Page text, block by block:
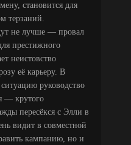
становится для
терзаний.
не лучше — провал
престижного
неистовство
её карьеру. В
руководство
— крутого
пересёкся с Элли в
видит в совместной
кампанию, но и